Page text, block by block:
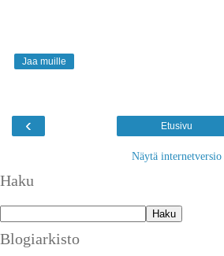
Jaa muille
‹ Etusivu
Näytä internetversio
Haku
Blogiarkisto